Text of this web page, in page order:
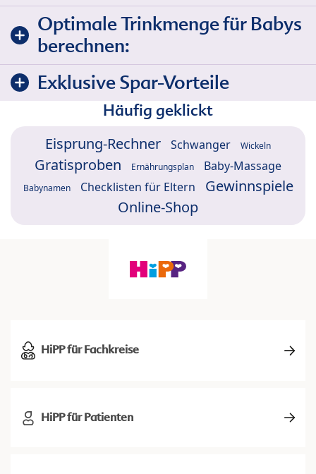
Optimale Trinkmenge für Babys
berechnen:
Exklusive Spar-Vorteile
Häufig geklickt
Eisprung-Rechner Schwanger Wickeln
Gratisproben Ernährungsplan Baby-Massage
Babynamen Checklisten für Eltern
Gewinnspiele
Online-Shop
HiPP für Fachkreise
HiPP für Patienten